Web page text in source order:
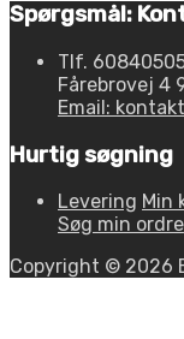
Spørgsmål:
Tlf.
Fårebrovej 4
Email:
Hurtig søgning
Levering Min
Søg min ordre
Copyright © 2026